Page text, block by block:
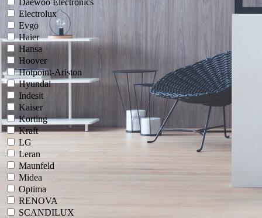
Electrolux
Evgo
Haier
Hansa
Hoover
Hotpoint-Ariston
Hyundai
Indesit
Kaiser
Korting
Kraft
LG
Leran
Maunfeld
Midea
Optima
RENOVA
SCANDILUX